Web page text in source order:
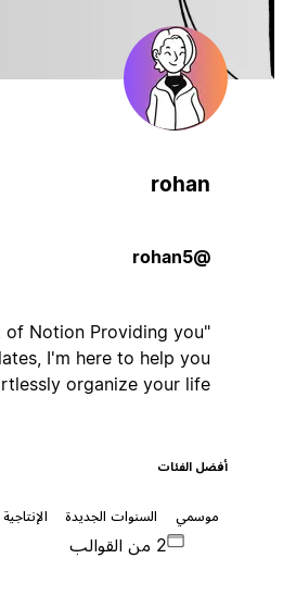
rohan
of Notion Providing you
I'm here to help you
effortlessly organize your life ♥"
أفضل الفئات
السنوات الجديدة الإنتاجية